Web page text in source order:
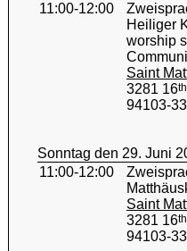
11:00-12:00
Heiliger
worship
Saint
3281 16th
94103-
Sonntag den 29. Juni
11:00-12:00
Saint
3281 16th
94103-